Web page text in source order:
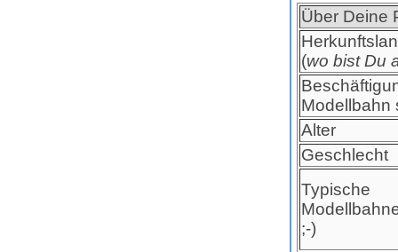
Über Deine
(wo bist Du
Modellbahn
Alter
Geschlecht
Typische
;-)